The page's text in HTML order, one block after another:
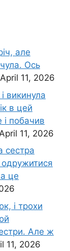
але
Ось
April 11, 2026
викинула
в цей
побачив
April 11, 2026
сестра
одружитися
це
і трохи
Але ж
11, 2026